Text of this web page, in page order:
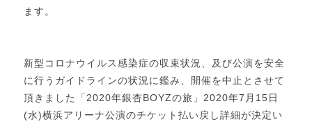
ます。
新型コロナウイルス感染症の収束状況、及び公演を安全
に行うガイドラインの状況に鑑み、開催を中止とさせて
頂きました「2020年銀杏BOYZの旅」2020年7月15日
(水)横浜アリーナ公演のチケット払い戻し詳細が決定い